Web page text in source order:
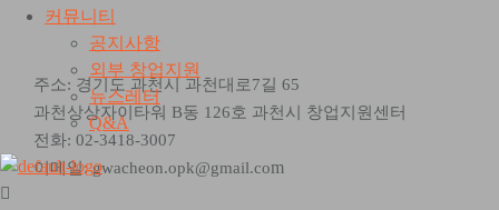
커뮤니티
공지사항
외부 창업지원
뉴스레터
Q&A
주소: 경기도 과천시 과천대로7길 65
과천상상자이타워 B동 126호 과천시 창업지원센터
전화: 02-3418-3007
이메일: gwacheon.opk@gmail.com